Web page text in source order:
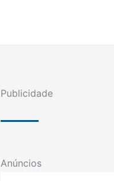
Publicidade
Anúncios